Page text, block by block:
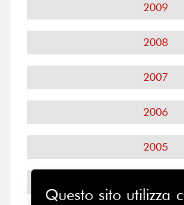
2009
2008
2007
2006
2005
Questo sito utilizza